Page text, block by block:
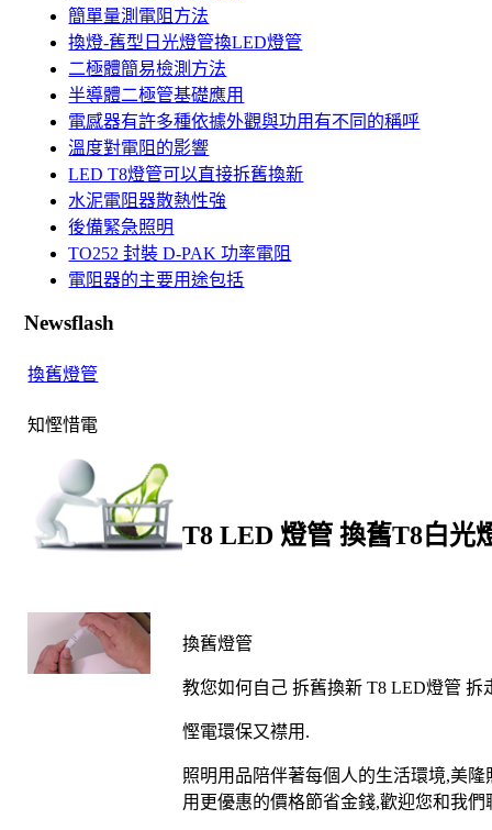
簡單量測電阻方法
換燈-舊型日光燈管換LED燈管
二極體簡易檢測方法
半導體二極管基礎應用
電感器有許多種依據外觀與功用有不同的稱呼
溫度對電阻的影響
LED T8燈管可以直接拆舊換新
水泥電阻器散熱性強
後備緊急照明
TO252 封裝 D-PAK 功率電阻
電阻器的主要用途包括
Newsflash
換舊燈管
知慳惜電
T8 LED 燈管 換舊T8白光
換舊燈管
教您如何自己 拆舊換新 T8 LED燈管 拆
慳電環保又襟用 .
照明用品陪伴著每個人的生活環境,美隆
用更優惠的價格節省金錢,歡迎您和我們